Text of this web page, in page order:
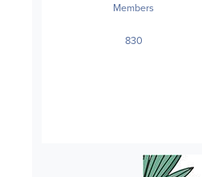
Members
830posts